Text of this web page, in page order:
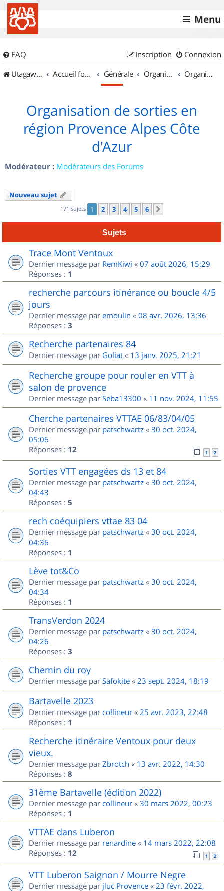
Menu
FAQ Connexion
Inscription
UtagawaVTT (Randos VTT et VTTAE avec traces GPS)
Accueil forum Générale Organisation de sorties & Recherche de partenaires Organisation de sorties en région Provence Alpes Côte d'Azur
Organisation de sorties en
région Provence Alpes Côte
d'Azur
Modérateur : Modérateurs des Forums
Nouveau sujet
171 sujets 1 2 3 4 5 6
Sujets
Trace Mont Ventoux
Dernier message par RemKiwi « 07 août 2026, 15:29
Réponses : 1
recherche parcours itinérance ou boucle 4/5
jours
Dernier message par emoulin « 08 avr. 2026, 13:36
Réponses : 3
Recherche partenaires 84
Dernier message par Goliat « 13 janv. 2025, 21:21
Recherche groupe pour rouler en VTT à
salon de provence
Dernier message par Seba13300 « 11 nov. 2024, 11:55
Cherche partenaires VTTAE 06/83/04/05
Dernier message par patschwartz « 30 oct. 2024,
05:06
Réponses : 12 1 2
Sorties VTT engagées ds 13 et 84
Dernier message par patschwartz « 30 oct. 2024,
04:43
Réponses : 5
rech coéquipiers vttae 83 04
Dernier message par patschwartz « 30 oct. 2024,
04:36
Réponses : 1
Lève tot&Co
Dernier message par patschwartz « 30 oct. 2024,
04:34
Réponses : 1
TransVerdon 2024
Dernier message par patschwartz « 30 oct. 2024,
04:26
Réponses : 3
Chemin du roy
Dernier message par Safokite « 23 sept. 2024, 18:19
Bartavelle 2023
Dernier message par collineur « 25 avr. 2023, 22:48
Réponses : 1
Recherche itinéraire Ventoux pour deux
vieux.
Dernier message par Zbrotch « 13 avr. 2022, 14:30
Réponses : 8
31ème Bartavelle (édition 2022)
Dernier message par collineur « 30 mars 2022, 00:23
Réponses : 1
VTTAE dans Luberon
Dernier message par renardine « 14 mars 2022, 22:08
Réponses : 12 1 2
VTT Luberon Saignon / Mourre Negre
Dernier message par jluc Provence « 23 févr. 2022,